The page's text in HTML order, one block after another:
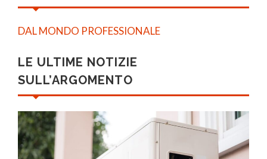
DAL MONDO PROFESSIONALE
LE ULTIME NOTIZIE
SULL’ARGOMENTO